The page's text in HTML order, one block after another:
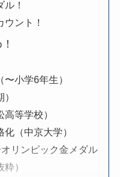
！
ント！
小学6年生）
等学校）
（中京大学）
リンピック金メダル
）